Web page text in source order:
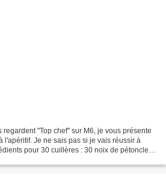
"Top chef" sur M6, je vous présente
l'apéritif. Je ne sais pas si je vais réussir à
pour 30 cuillères : 30 noix de pétoncles